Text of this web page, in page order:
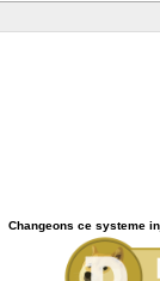
Changeons ce systeme